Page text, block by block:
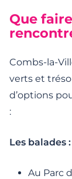
Que
Combs-la-
verts et
d’options
:
Les balades :
Au Parc